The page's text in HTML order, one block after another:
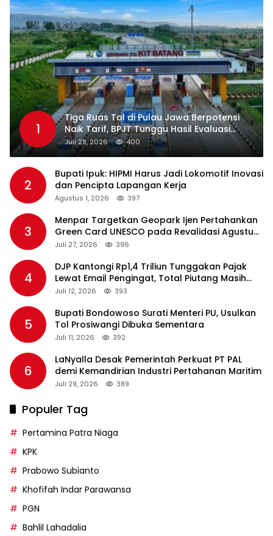
1
Tiga Ruas Tol di Pulau Jawa Berpotensi
Naik Tarif, BPJT Tunggu Hasil Evaluasi
Standar Pelayanan
Juli 28, 2026 400
2
Bupati Ipuk: HIPMI Harus Jadi Lokomotif Inovasi
dan Pencipta Lapangan Kerja
Agustus 1, 2026 397
3
Menpar Targetkan Geopark Ijen Pertahankan
Green Card UNESCO pada Revalidasi Agustus
2026
Juli 27, 2026 396
4
DJP Kantongi Rp1,4 Triliun Tunggakan Pajak
Lewat Email Pengingat, Total Piutang Masih
Rp36 Triliun
Juli 12, 2026 393
5
Bupati Bondowoso Surati Menteri PU, Usulkan
Tol Prosiwangi Dibuka Sementara
Juli 11, 2026 392
6
LaNyalla Desak Pemerintah Perkuat PT PAL
demi Kemandirian Industri Pertahanan Maritim
Juli 29, 2026 389
Populer Tag
Pertamina Patra Niaga
KPK
Prabowo Subianto
Khofifah Indar Parawansa
PGN
Bahlil Lahadalia